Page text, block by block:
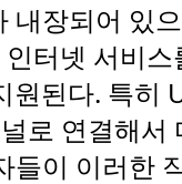
내장되어 있
인터넷 서비스
원된다. 특히
로 연결해서
들이 이러한